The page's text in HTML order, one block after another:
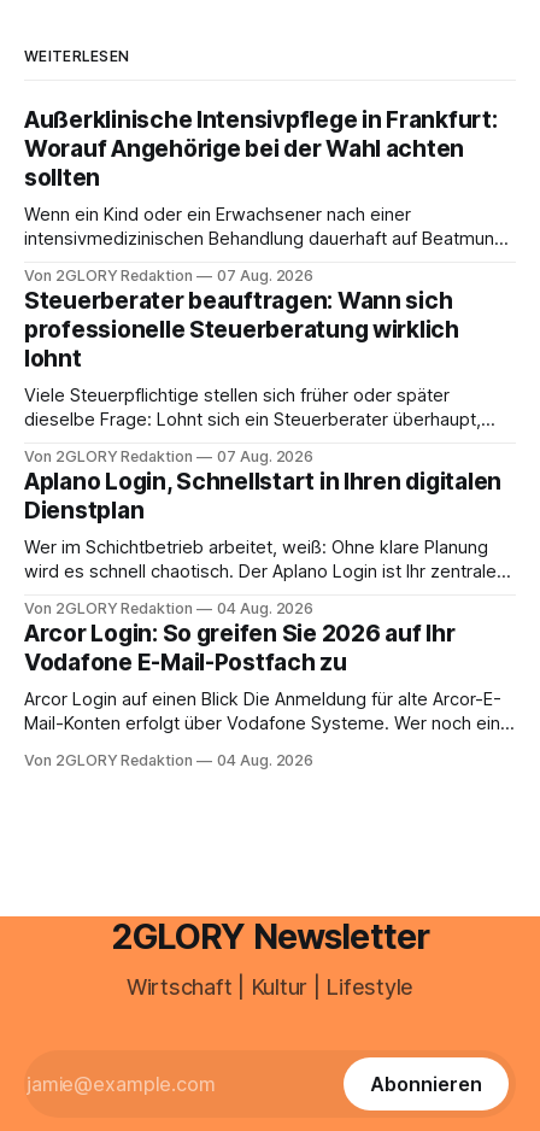
WEITERLESEN
Außerklinische Intensivpflege in Frankfurt:
Worauf Angehörige bei der Wahl achten
sollten
Wenn ein Kind oder ein Erwachsener nach einer
intensivmedizinischen Behandlung dauerhaft auf Beatmung
angewiesen ist, stellt sich für Familien eine schwierige
Frage: Muss die Versorgung dauerhaft in der Klinik bleiben –
oder ist ein Leben zu Hause möglich? Die außerklinische
Intensivpflege bietet genau diese Alternative: Sie
Von 2GLORY Redaktion 07 Aug. 2026
Steuerberater beauftragen: Wann sich
professionelle Steuerberatung wirklich
lohnt
Viele Steuerpflichtige stellen sich früher oder später
dieselbe Frage: Lohnt sich ein Steuerberater überhaupt,
erledigen? Die kurze Antwort: Bei einfachen
Einkommensverhältnissen reicht häufig eine Steuersoftware
aus – sobald jedoch mehrere Einkunftsarten
zusammentreffen oder größere finanzielle Veränderungen
anstehen, zahlt sich professionelle Unterstützung meist
Von 2GLORY Redaktion 07 Aug. 2026
Aplano Login, Schnellstart in Ihren digitalen
Dienstplan
Wer im Schichtbetrieb arbeitet, weiß: Ohne klare Planung
wird es schnell chaotisch. Der Aplano Login ist Ihr zentraler
abwesenheiten und die gesamte kommunikation rund um
Ihr personal digital zu organisieren. In diesem Leitfaden
erfahren Sie alles, was Sie für einen reibungslosen Einstieg
brauchen, von der Registrierung
Von 2GLORY Redaktion 04 Aug. 2026
Arcor Login: So greifen Sie 2026 auf Ihr
Vodafone E-Mail-Postfach zu
Arcor Login auf einen Blick Die Anmeldung für alte Arcor-E-
Mail-Konten erfolgt über Vodafone Systeme. Wer noch eine
besitzt, loggt sich heute über das Vodafone E-Mail & Cloud
Von 2GLORY Redaktion 04 Aug. 2026
2GLORY Newsletter
Wirtschaft | Kultur | Lifestyle
Abonnieren